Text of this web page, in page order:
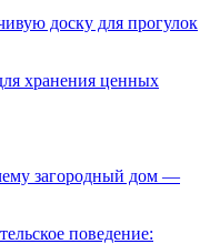
доску для прогулок
хранения ценных
загородный дом —
поведение: